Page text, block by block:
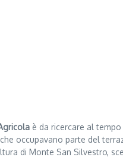
è da ricercare al tempo
occupavano parte del
di Monte San Silvestro,